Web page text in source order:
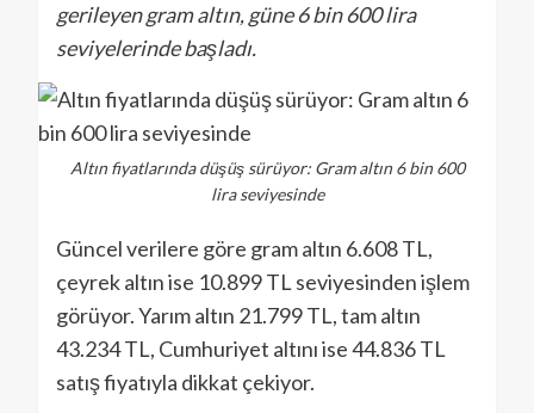
gerileyen gram altın, güne 6 bin 600 lira
seviyelerinde başladı.
Altın fiyatlarında düşüş sürüyor: Gram altın 6 bin 600
lira seviyesinde
Güncel verilere göre gram altın 6.608 TL,
çeyrek altın ise 10.899 TL seviyesinden işlem
görüyor. Yarım altın 21.799 TL, tam altın
43.234 TL, Cumhuriyet altını ise 44.836 TL
satış fiyatıyla dikkat çekiyor.